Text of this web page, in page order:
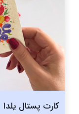
کارت پستال یلدا